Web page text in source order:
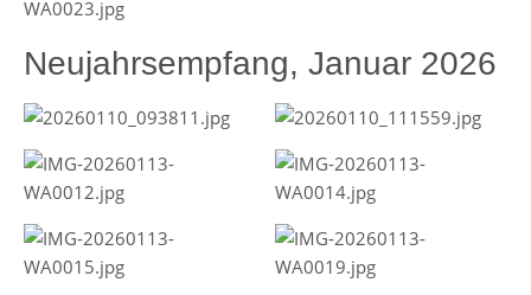
Neujahrsempfang, Januar 2026